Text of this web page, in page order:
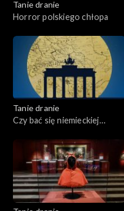
Tanie dranie
Horror polskiego chłopa
Tanie dranie
Czy bać się niemieckiej